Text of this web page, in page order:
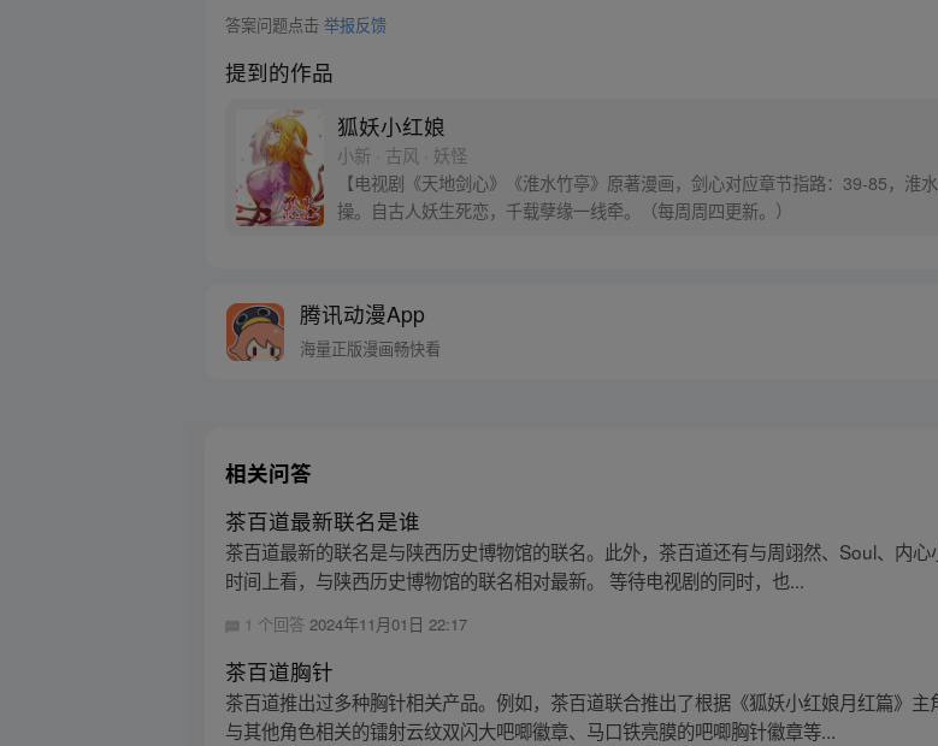
答案问题点击举报反馈
提到的作品
狐妖小红娘
小新 · 古风 · 妖怪
【电视剧《天地剑心》《淮水竹亭》原著漫画，剑心对应章节指路：39-85，
操。自古人妖生死恋，千载孽缘一线牵。（每周周四更新。）
腾讯动漫App
海量正版漫画畅快看
相关问答
茶百道最新联名是谁
茶百道最新的联名是与陕西历史博物馆的联名。此外，茶百道还有与周翊然、Soul、内
时间上看，与陕西历史博物馆的联名相对最新。 等待电视剧的同时，也...
1 个回答2024年11月01日 22:17
茶百道胸针
茶百道推出过多种胸针相关产品。例如，茶百道联合推出了根据《狐妖小红娘月红篇》主
与其他角色相关的镭射云纹双闪大吧唧徽章、马口铁亮膜的吧唧胸针徽章等...